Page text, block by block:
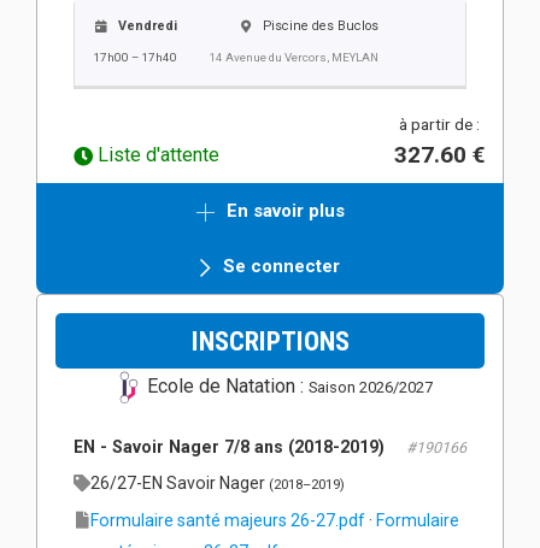
Vendredi
17h00 – 17h40
Piscine des Buclos
14 Avenue du Vercors, MEYLAN
Liste d'attente
à partir de :
327.60 €
En savoir plus
Se connecter
INSCRIPTIONS
Ecole de Natation : Saison 2026/2027
EN - Savoir Nager 7/8 ans (2018-2019) #190166
26/27-EN Savoir Nager (2018–2019)
Formulaire santé majeurs 26-27.pdf · Formulaire